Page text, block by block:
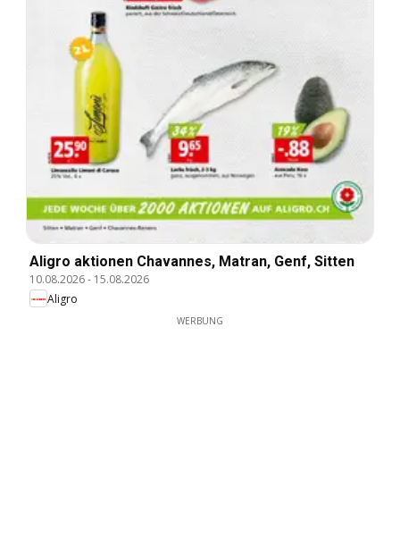
Aligro aktionen Chavannes, Matran, Genf, Sitten
10.08.2026- 15.08.2026
Aligro
WERBUNG